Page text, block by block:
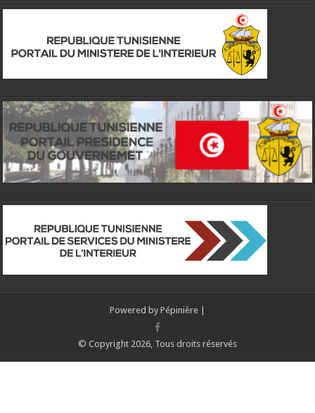
Powered by Pépinière
© Copyright 2026, Tous droits réservés